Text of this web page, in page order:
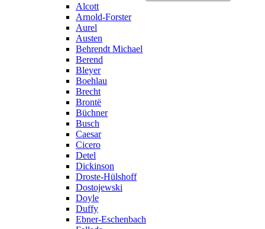
Alcott
Arnold-Forster
Aurel
Austen
Behrendt Michael
Berend
Bleyer
Boehlau
Brecht
Brontë
Büchner
Busch
Caesar
Cicero
Detel
Dickinson
Droste-Hülshoff
Dostojewski
Doyle
Duffy
Ebner-Eschenbach